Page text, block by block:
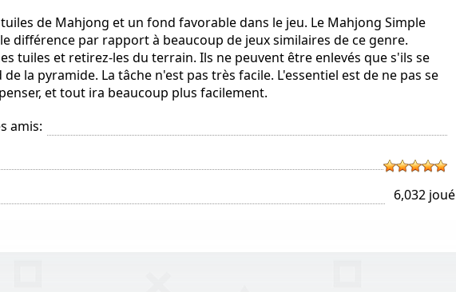
de Mahjong et un fond favorable dans le jeu. Le Mahjong Simple
différence par rapport à beaucoup de jeux similaires de ce genre.
tuiles et retirez-les du terrain. Ils ne peuvent être enlevés que s'ils se
la pyramide. La tâche n'est pas très facile. L'essentiel est de ne pas se
et tout ira beaucoup plus facilement.
amis:
6,032 joué